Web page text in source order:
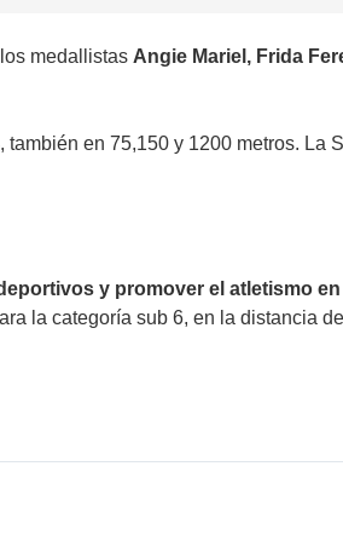
medallistas Angie Mariel, Frida
en 75,150 y 1200 metros. La
y promover el atletismo
la categoría sub 6, en la distancia